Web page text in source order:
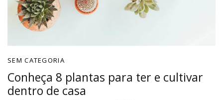
SEM CATEGORIA
Conheça 8 plantas para ter e cultivar
dentro de casa